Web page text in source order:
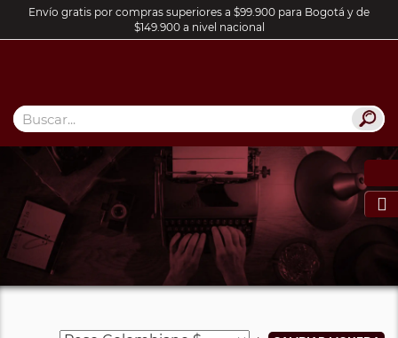
Envío gratis por compras superiores a $99.900 para Bogotá y de
$149.900 a nivel nacional
